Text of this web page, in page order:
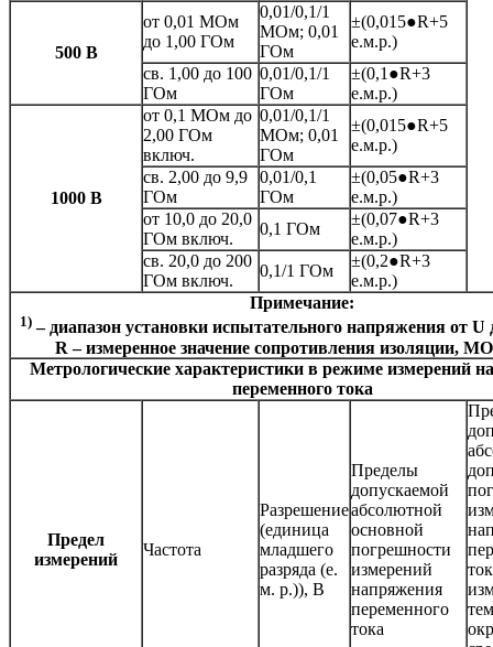
500 В
от 0,01 МОм
до 1,00 ГОм
0,01/0,1/1
МОм; 0,01
ГОм
±(0,015●R+5
е.м.р.)
св. 1,00 до 100
ГОм
0,01/0,1/1
ГОм
±(0,1●R+3
е.м.р.)
1000 В
от 0,1 МОм до
2,00 ГОм
включ.
0,01/0,1/1
МОм; 0,01
ГОм
±(0,015●R+5
е.м.р.)
св. 2,00 до 9,9
ГОм
0,01/0,1
ГОм
±(0,05●R+3
е.м.р.)
от 10,0 до 20,0
ГОм включ.
0,1 ГОм
±(0,07●R+3
е.м.р.)
св. 20,0 до 200
ГОм включ.
0,1/1 ГОм
±(0,2●R+3
е.м.р.)
Примечание:
1) – диапазон установки испытательного напряжения от U
R – измеренное значение сопротивления изоляции,
Метрологические характеристики в режиме измерений
переменного тока
Предел
измерений
Частота
Разрешение
(единица
младшего
разряда (е.
м. р.)), В
Пределы
допускаемой
абсолютной
основной
погрешности
измерений
напряжения
переменного
тока